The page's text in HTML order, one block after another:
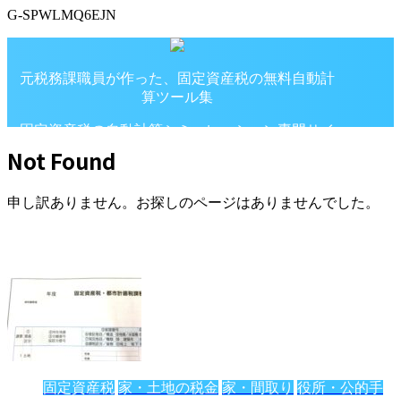
G-SPWLMQ6EJN
元税務課職員が作った、固定資産税の無料自動計
算ツール集
固定資産税の自動計算シミュレーション専門サイ
Not Found
申し訳ありません。お探しのページはありませんでした。
固定資産税 家・土地の税金 家・間取り 役所・公的手